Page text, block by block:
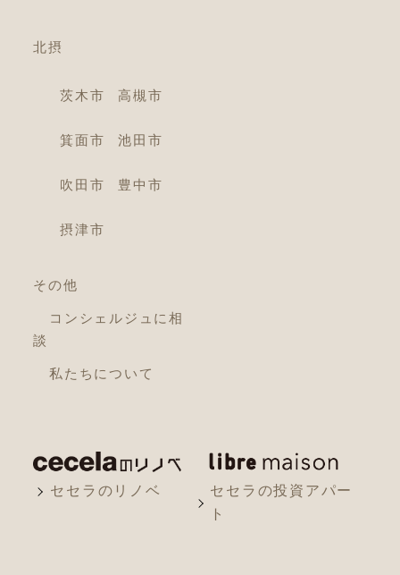
北摂
茨木市 高槻市
箕面市 池田市
吹田市 豊中市
摂津市
その他
コンシェルジュに相
談
私たちについて
セセラのリノベ
セセラの投資アパー
ト